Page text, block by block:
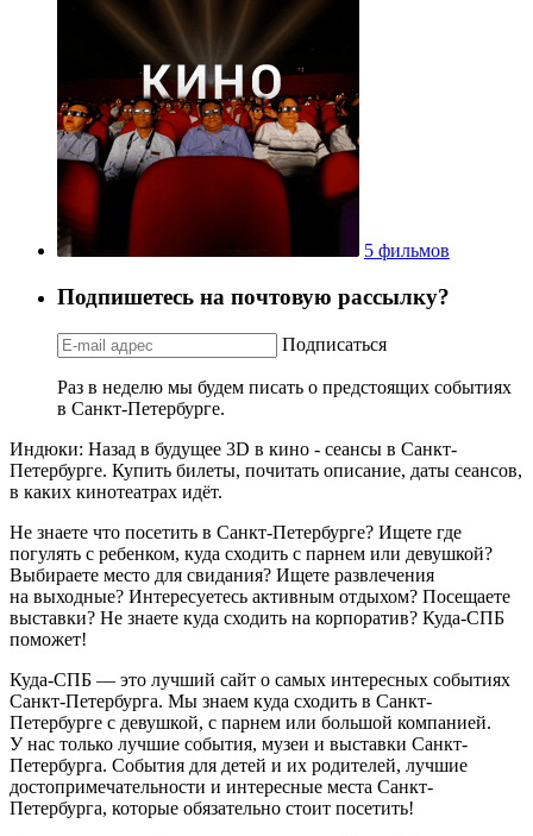
5 фильмов
Подпишетесь на почтовую рассылку?
Подписаться
Раз в неделю мы будем писать о предстоящих событиях
в Санкт-Петербурге.
Индюки: Назад в будущее 3D в кино - сеансы в Санкт-
Петербурге. Купить билеты, почитать описание, даты сеансов,
в каких кинотеатрах идёт.
Не знаете что посетить в Санкт-Петербурге? Ищете где
погулять с ребенком, куда сходить с парнем или девушкой?
Выбираете место для свидания? Ищете развлечения
на выходные? Интересуетесь активным отдыхом? Посещаете
выставки? Не знаете куда сходить на корпоратив? Куда-СПБ
поможет!
Куда-СПБ — это лучший сайт о самых интересных событиях
Санкт-Петербурга. Мы знаем куда сходить в Санкт-
Петербурге с девушкой, с парнем или большой компанией.
У нас только лучшие события, музеи и выставки Санкт-
Петербурга. События для детей и их родителей, лучшие
достопримечательности и интересные места Санкт-
Петербурга, которые обязательно стоит посетить!